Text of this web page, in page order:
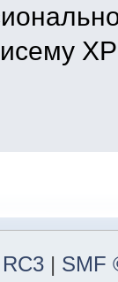
| SMF